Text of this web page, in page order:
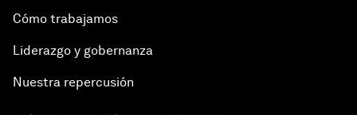
Cómo trabajamos
Liderazgo y gobernanza
Nuestra repercusión